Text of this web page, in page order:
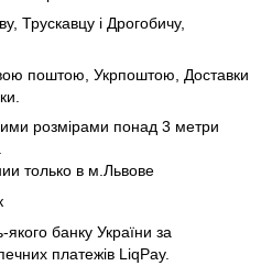
Трускавцу і Дрогобичу,
поштою, Укрпоштою, Доставки
розмірами понад 3 метри
только в м.Львове
банку України за
платежів LiqPay.